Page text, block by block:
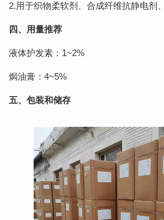
2.用于织物柔软剂、合成纤维抗静电剂
四、用量推荐
液体护发素：1~2%
焗油膏：4~5%
五、包装和储存